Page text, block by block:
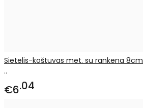
Sietelis-koštuvas met. su rankena 8cm
..
€6 04